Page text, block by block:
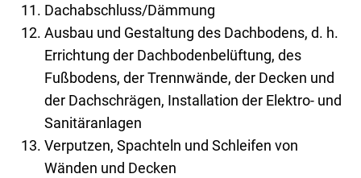
Dachabschluss/Dämmung
Ausbau und Gestaltung des Dachbodens, d. h.
Errichtung der Dachbodenbelüftung, des
Fußbodens, der Trennwände, der Decken und
der Dachschrägen, Installation der Elektro- und
Sanitäranlagen
Verputzen, Spachteln und Schleifen von
Wänden und Decken